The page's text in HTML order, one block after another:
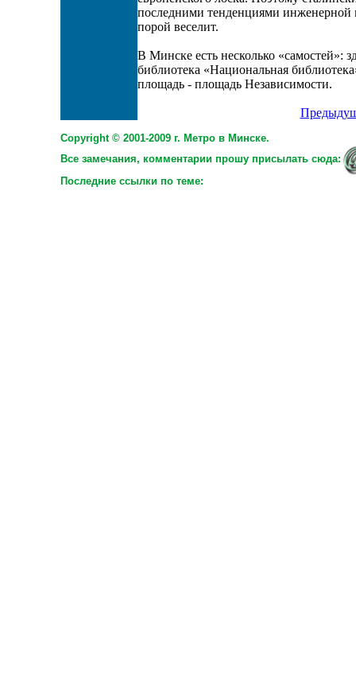
последними тенденциями инженерной
порой веселит.
В Минске есть несколько «самостей»:
библиотека «Национальная
площадь - площадь Независимости.
Copyright © 2001-2009 г. Метро в Минске.
Все замечания, комментарии прошу присылать сюда:
Последние ссылки по теме: